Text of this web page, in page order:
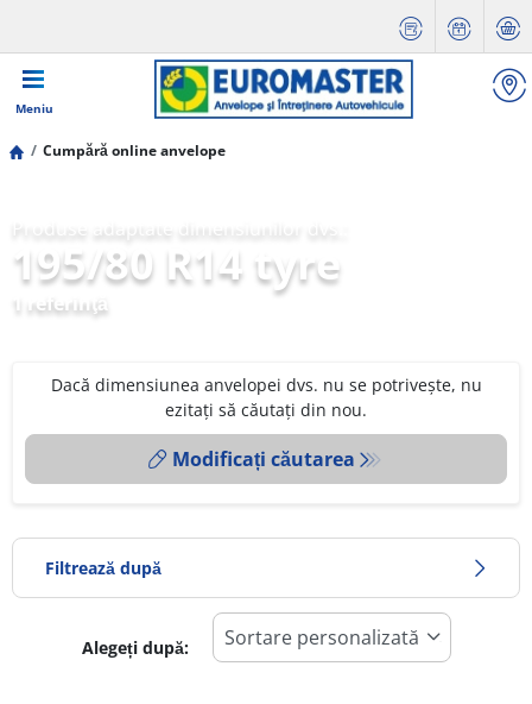
Meniu
Cumpără online anvelope
195/80 R14 tyre
1 referinţă
Dacă dimensiunea anvelopei dvs. nu se potrivește, nu
ezitați să căutați din nou.
Modificați căutarea
Filtrează după
Alegeți după: